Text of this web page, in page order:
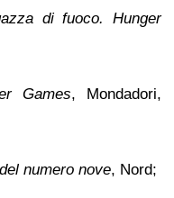
di fuoco. Hunger
Games, Mondadori,
numero nove, Nord;